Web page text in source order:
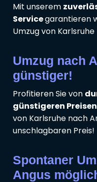
Mit unserem
Servicegarantieren
Umzug von Karlsruhe
Umzug nach
günstiger!
Profitieren Sie von
günstigeren Preisen
von Karlsruhe nach
unschlagbaren Preis!
Spontaner
Angus